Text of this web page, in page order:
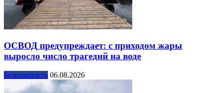
ОСВОД предупреждает: с приходом жары
выросло число трагедий на воде
Безопасность 06.08.2026